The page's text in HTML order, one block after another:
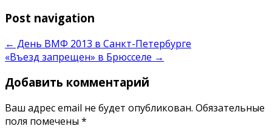
Post navigation
← День ВМФ 2013 в Санкт-Петербурге
«Въезд запрещен» в Брюсселе →
Добавить комментарий
Ваш адрес email не будет опубликован. Обязательные
поля помечены *